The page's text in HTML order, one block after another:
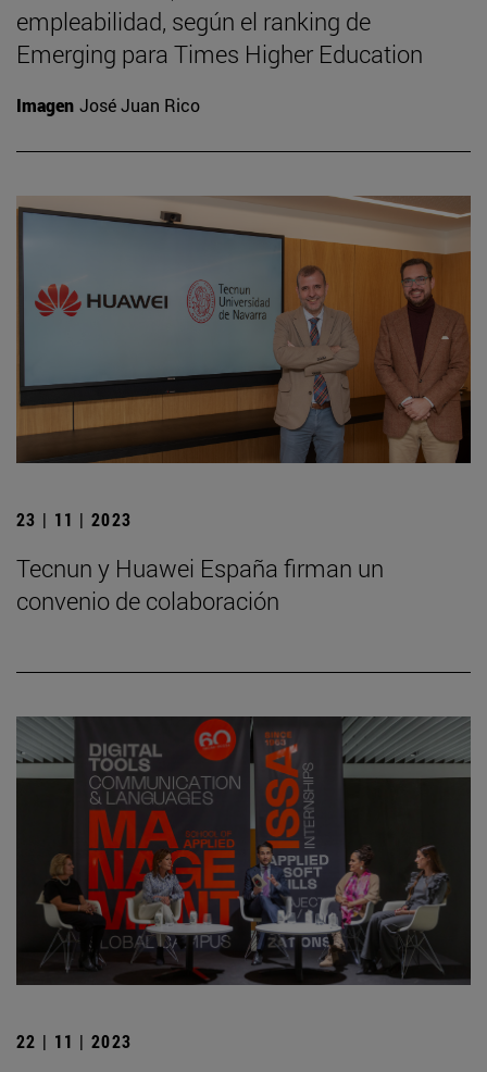
empleabilidad, según el ranking de
Emerging para Times Higher Education
Imagen José Juan Rico
23 | 11 | 2023
Tecnun y Huawei España firman un
convenio de colaboración
22 | 11 | 2023